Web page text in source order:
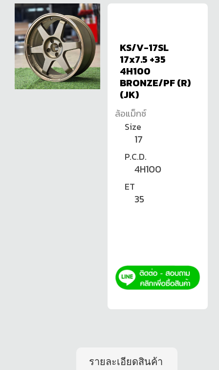
KS/V-17SL
17x7.5 +35
4H100
BRONZE/PF (R)
(JK)
ล้อแม็กซ์
Size
17
P.C.D.
4H100
ET
35
รายละเอียดสินค้า